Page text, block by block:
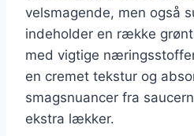
velsmagende, men også
indeholder en række
med vigtige
en cremet tekstur og
smagsnuancer fra
ekstra lækker.